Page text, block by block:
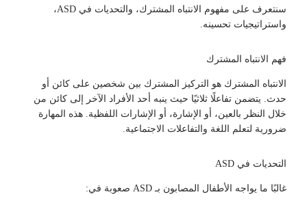
سنتعرف على مفهوم الانتباه المشترك، والتحديات في ASD،
واستراتيجيات تحسينه.
فهم الانتباه المشترك
الانتباه المشترك هو التركيز المشترك بين شخصين على كائن أو
حدث. يتضمن تفاعلًا ثلاثيًا حيث ينبه أحد الأفراد الآخر إلى كائن من
خلال النظر بالعين، أو الإشارة، أو الإشارات اللفظية. هذه المهارة
ضرورية لتعلم اللغة والتفاعلات الاجتماعية.
التحديات في ASD
غالبًا ما يواجه الأطفال المصابون بـ ASD صعوبة في: